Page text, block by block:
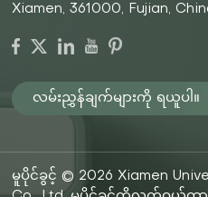
Xiamen, 361000, Fujian,
လမ်းညွှန်ချက်များကို ရယူပါ။
မူပိုင်ခွင့် © 2026 Xiamen